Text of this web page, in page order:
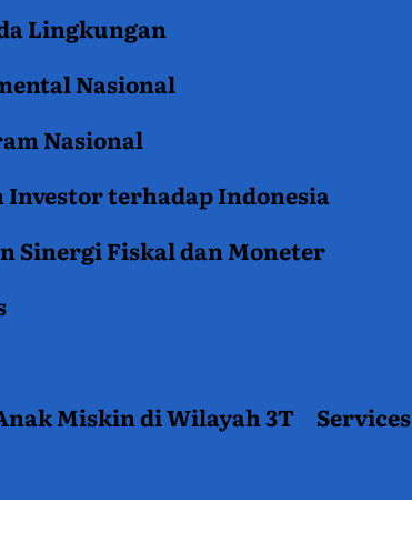
Lingkungan
Nasional
Nasional
Investor terhadap Indonesia
Sinergi Fiskal dan Moneter
Miskin di Wilayah 3T
Services